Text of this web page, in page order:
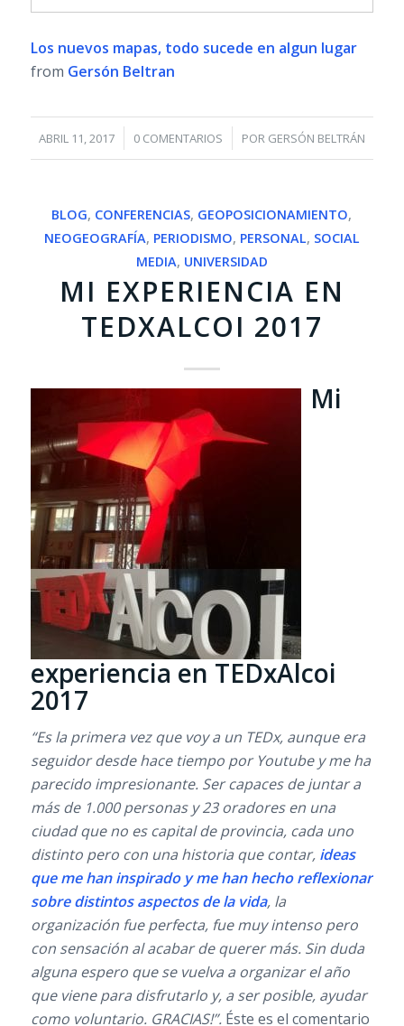
Los nuevos mapas, todo sucede en algun lugar
from Gersón Beltran
ABRIL 11, 2017 0 COMENTARIOS
/ POR GERSÓN BELTRÁN
BLOG, CONFERENCIAS, GEOPOSICIONAMIENTO,
NEOGEOGRAFÍA, PERIODISMO, PERSONAL, SOCIAL
MEDIA, UNIVERSIDAD
MI EXPERIENCIA EN
TEDXALCOI 2017
Mi
experiencia en TEDxAlcoi
2017
“Es la primera vez que voy a un TEDx, aunque era
seguidor desde hace tiempo por Youtube y me ha
parecido impresionante. Ser capaces de juntar a
más de 1.000 personas y 23 oradores en una
ciudad que no es capital de provincia, cada uno
distinto pero con una historia que contar, ideas
que me han inspirado y me han hecho reflexionar
sobre distintos aspectos de la vida, la
organización fue perfecta, fue muy intenso pero
con sensación al acabar de querer más. Sin duda
alguna espero que se vuelva a organizar el año
que viene para disfrutarlo y, a ser posible, ayudar
como voluntario. GRACIAS!”.Éste es el comentario